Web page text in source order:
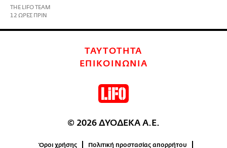
THE LIFO TEAM
12 ΩΡΕΣ ΠΡΙΝ
ΤΑΥΤΟΤΗΤΑ
ΕΠΙΚΟΙΝΩΝΙΑ
© 2026 ΔΥΟΔΕΚΑ Α.Ε.
Όροι χρήσης Πολιτική προστασίας απορρήτου